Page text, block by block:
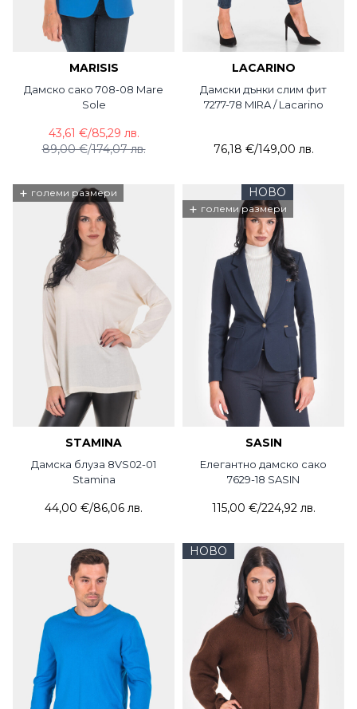
MARISIS
Дамско сако 708-08 Mare
Sole
89,00 €/174,07 лв.
43,61 €/85,29 лв.
LACARINO
Дамски дънки слим фит
7277-78 MIRA / Lacarino
76,18 €/149,00 лв.
+ големи размери
STAMINA
Дамска блуза 8VS02-01
Stamina
44,00 €/86,06 лв.
НОВО
+ големи размери
SASIN
Елегантно дамско сако
7629-18 SASIN
115,00 €/224,92 лв.
НОВО